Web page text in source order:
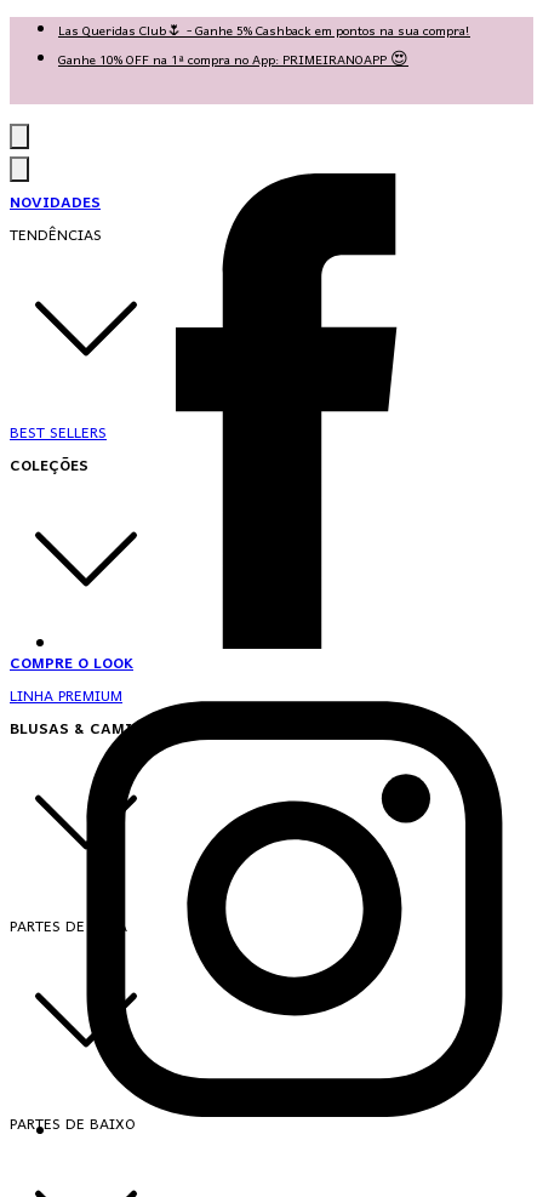
Las Queridas Club🌷 - Ganhe 5% Cashback em pontos na sua compra!
Ganhe 10% OFF na 1ª compra no App: PRIMEIRANOAPP 😍
NOVIDADES
TENDÊNCIAS
BEST SELLERS
COLEÇÕES
COMPRE O LOOK
LINHA PREMIUM
BLUSAS & CAMISAS
PARTES DE CIMA
PARTES DE BAIXO